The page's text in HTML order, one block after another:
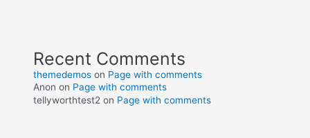
Recent Comments
themedemos on Page with comments
Anon on Page with comments
tellyworthtest2 on Page with comments